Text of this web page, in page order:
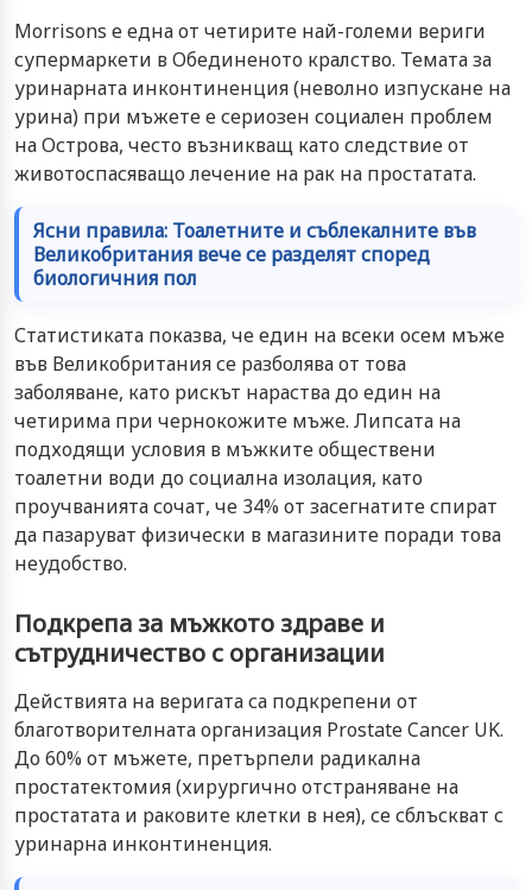
Morrisons е една от четирите най-големи вериги
супермаркети в Обединеното кралство. Темата за
уринарната инконтиненция (неволно изпускане на
урина) при мъжете е сериозен социален проблем
на Острова, често възникващ като следствие от
животоспасяващо лечение на рак на простатата.
Ясни правила: Тоалетните и съблекалните във
Великобритания вече се разделят според
биологичния пол
Статистиката показва, че един на всеки осем мъже
във Великобритания се разболява от това
заболяване, като рискът нараства до един на
четирима при чернокожите мъже. Липсата на
подходящи условия в мъжките обществени
тоалетни води до социална изолация, като
проучванията сочат, че 34% от засегнатите спират
да пазаруват физически в магазините поради това
неудобство.
Подкрепа за мъжкото здраве и
сътрудничество с организации
Действията на веригата са подкрепени от
благотворителната организация Prostate Cancer UK.
До 60% от мъжете, претърпели радикална
простатектомия (хирургично отстраняване на
простатата и раковите клетки в нея), се сблъскват с
уринарна инконтиненция.